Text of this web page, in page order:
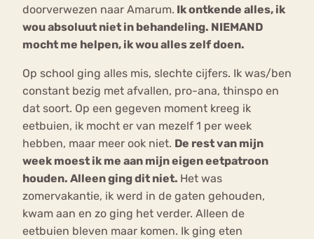
doorverwezen naar Amarum. Ik ontkende alles, ik
wou absoluut niet in behandeling. NIEMAND
mocht me helpen, ik wou alles zelf doen.
Op school ging alles mis, slechte cijfers. Ik was/ben
constant bezig met afvallen, pro-ana, thinspo en
dat soort. Op een gegeven moment kreeg ik
eetbuien, ik mocht er van mezelf 1 per week
hebben, maar meer ook niet. De rest van mijn
week moest ik me aan mijn eigen eetpatroon
houden. Alleen ging dit niet. Het was
zomervakantie, ik werd in de gaten gehouden,
kwam aan en zo ging het verder. Alleen de
eetbuien bleven maar komen. Ik ging eten